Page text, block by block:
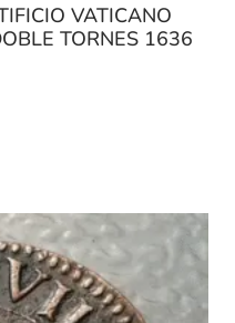
VATICANO
TORNES 1636